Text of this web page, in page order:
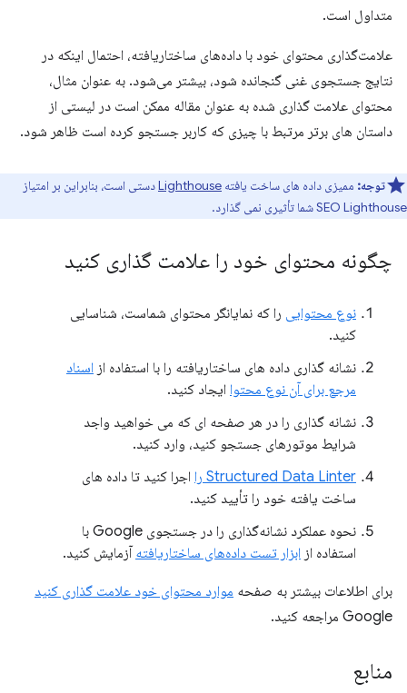
متداول است.
علامت‌گذاری محتوای خود با داده‌های ساختاریافته، احتمال اینکه در
نتایج جستجوی غنی گنجانده شود، بیشتر می‌شود. به عنوان مثال،
محتوای علامت گذاری شده به عنوان مقاله ممکن است در لیستی از
داستان های برتر مرتبط با چیزی که کاربر جستجو کرده است ظاهر شود.
توجه: ممیزی داده های ساخت یافته Lighthouseدستی است، بنابراین بر امتیاز
SEO Lighthouse شما تأثیری نمی گذارد.
چگونه محتوای خود را علامت گذاری کنید
نوع محتوایی را که نمایانگر محتوای شماست، شناسایی
کنید.
نشانه گذاری داده های ساختاریافته را با استفاده از اسناد
مرجع برای آن نوع محتوا ایجاد کنید.
نشانه گذاری را در هر صفحه ای که می خواهید واجد
شرایط موتورهای جستجو کنید، وارد کنید.
Structured Data Linter را
اجرا کنید تا داده های
ساخت یافته خود را تأیید کنید.
نحوه عملکرد نشانه‌گذاری را در جستجوی Google با
استفاده از ابزار تست داده‌های ساختاریافته آزمایش کنید.
برای اطلاعات بیشتر به صفحه موارد محتوای خود علامت گذاری کنید
Google مراجعه کنید.
منابع